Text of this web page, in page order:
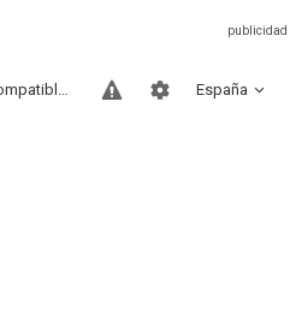
España
Sitios compatibles